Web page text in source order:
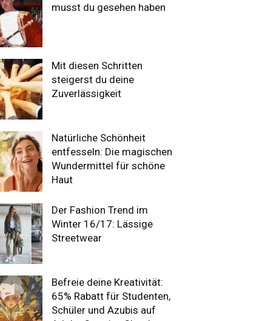
musst du gesehen haben
Mit diesen Schritten
steigerst du deine
Zuverlässigkeit
Natürliche Schönheit
entfesseln: Die magischen
Wundermittel für schöne
Haut
Der Fashion Trend im
Winter 16/17: Lässige
Streetwear
Befreie deine Kreativität:
65% Rabatt für Studenten,
Schüler und Azubis auf